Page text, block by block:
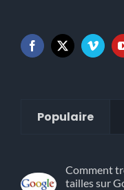
Populaire
Comment
tailles sur